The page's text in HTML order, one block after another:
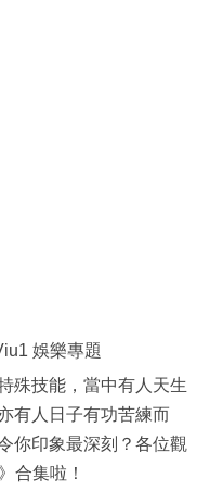
娛樂專題
殊技能，當中有人天生
有人日子有功苦練而
你印象最深刻？各位觀
合集啦！